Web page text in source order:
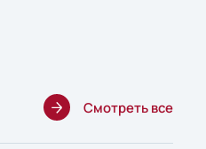
Смотреть все